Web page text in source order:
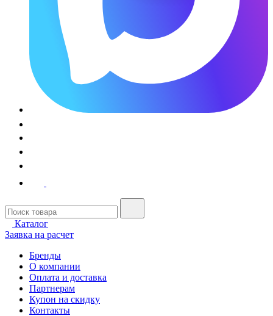
Каталог
Заявка на расчет
Бренды
О компании
Оплата и доставка
Партнерам
Купон на скидку
Контакты